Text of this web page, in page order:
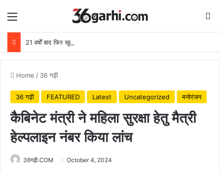
Menu
21 वर्षों बाद फिर खुला मेटापारा कोरसागुड़ा का स्कूल
Home / 36 गढ़ी
36 गढ़ी FEATURED Latest Uncategorized मनोरंजन
कैबिनेट मंत्री ने महिला सुरक्षा हेतु मैत्री
हेल्पलाइन नंबर किया लांच
36गढ़ी.COM October 4, 2024